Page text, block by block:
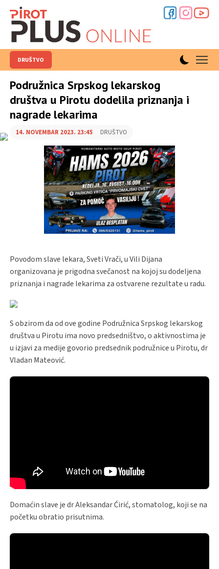
DRUŠTVO
Podružnica Srpskog lekarskog
društva u Pirotu dodelila priznanja i
nagrade lekarima
14. NOVEMBAR 2023. 23:45 DRUŠTVO
Povodom slave lekara, Sveti Vrači, u Vili Dijana
organizovana je prigodna svečanost na kojoj su dodeljena
priznanja i nagrade lekarima za ostvarene rezultate u radu.
S obzirom da od ove godine Podružnica Srpskog lekarskog
društva u Pirotu ima novo predsedništvo, o aktivnostima je
u izjavi za medije govorio predsednik podružnice u Pirotu, dr
Vladan Mateović.
Domaćin slave je dr Aleksandar Ćirić, stomatolog, koji se na
početku obratio prisutnima.